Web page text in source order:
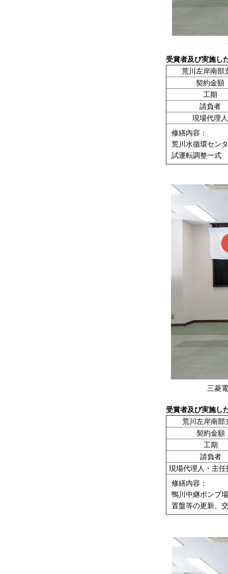
受賞者及び実施し
荒川左岸南部
契約金額
工期
請負者
現場代理人
修繕内容：
荒川水循環セン
試運転調整一式
三菱
受賞者及び実施し
荒川左岸南部
契約金額
工期
請負者
現場代理人・主任
修繕内容：
鴨川中継ポンプ
置盤等の更新、